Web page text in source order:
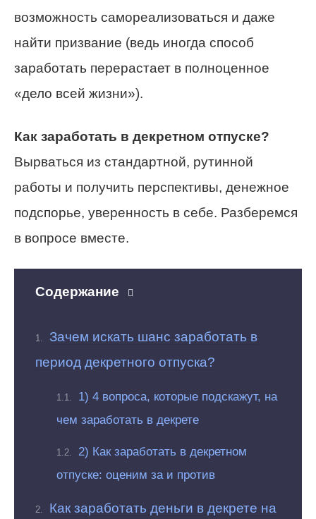
возможность самореализоваться и даже
найти призвание (ведь иногда способ
заработать перерастает в полноценное
«дело всей жизни»).
Как заработать в декретном отпуске?
Вырваться из стандартной, рутинной
работы и получить перспективы, денежное
подспорье, уверенность в себе. Разберемся
в вопросе вместе.
Содержание
Зачем искать шанс заработать в
период декретного отпуска?
1) 4 вопроса, которые подскажут, на
чем заработать в декрете
2) Как заработать в декретном
отпуске: оценим за и против
Как заработать деньги в декрете на